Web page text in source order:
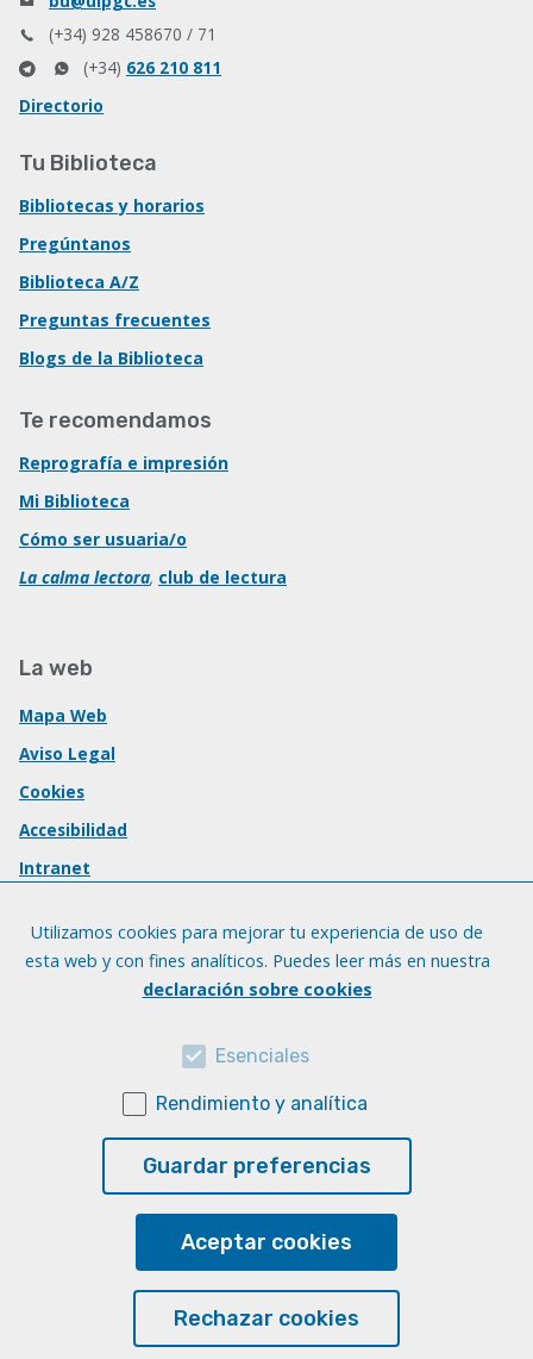
(+34) 928 458670 / 71
(+34) 626 210 811
Directorio
Tu Biblioteca
Bibliotecas y horarios
Pregúntanos
Biblioteca A/Z
Preguntas frecuentes
Blogs de la Biblioteca
Te recomendamos
Reprografía e impresión
Mi Biblioteca
Cómo ser usuaria/o
La calma lectora, club de lectura
La web
Mapa Web
Aviso Legal
Cookies
Accesibilidad
Intranet
Utilizamos cookies para mejorar tu experiencia de uso de
esta web y con fines analíticos. Puedes leer más en nuestra
declaración sobre cookies
Esenciales
Rendimiento y analítica
Guardar preferencias
Aceptar cookies
Rechazar cookies